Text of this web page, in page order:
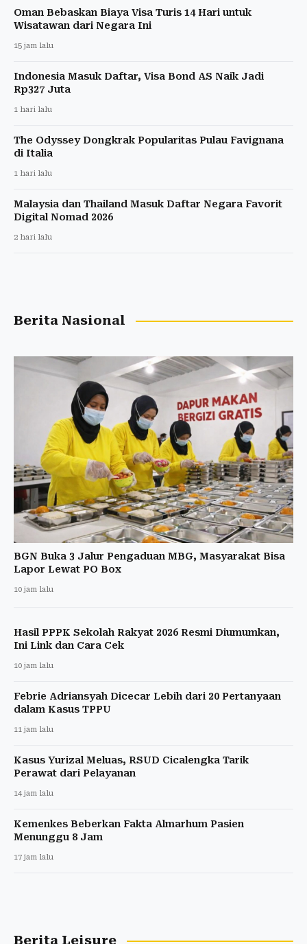
Oman Bebaskan Biaya Visa Turis 14 Hari untuk
Wisatawan dari Negara Ini
15 jam lalu
Indonesia Masuk Daftar, Visa Bond AS Naik Jadi
Rp327 Juta
1 hari lalu
The Odyssey Dongkrak Popularitas Pulau Favignana
di Italia
1 hari lalu
Malaysia dan Thailand Masuk Daftar Negara Favorit
Digital Nomad 2026
2 hari lalu
Berita Nasional
BGN Buka 3 Jalur Pengaduan MBG, Masyarakat Bisa
Lapor Lewat PO Box
10 jam lalu
Hasil PPPK Sekolah Rakyat 2026 Resmi Diumumkan,
Ini Link dan Cara Cek
10 jam lalu
Febrie Adriansyah Dicecar Lebih dari 20 Pertanyaan
dalam Kasus TPPU
11 jam lalu
Kasus Yurizal Meluas, RSUD Cicalengka Tarik
Perawat dari Pelayanan
14 jam lalu
Kemenkes Beberkan Fakta Almarhum Pasien
Menunggu 8 Jam
17 jam lalu
Berita Leisure